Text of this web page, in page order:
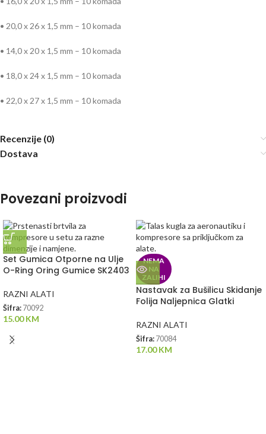
• 20,0 x 26 x 1,5 mm – 10 komada
• 14,0 x 20 x 1,5 mm – 10 komada
• 18,0 x 24 x 1,5 mm – 10 komada
• 22,0 x 27 x 1,5 mm – 10 komada
Recenzije (0)
Dostava
Povezani proizvodi
Set Gumica Otporne na Ulje
O-Ring Oring Gumice SK2403
RAZNI ALATI
Šifra: 70092
15.00KM
NEMA
NA
ZALIHI
Nastavak za Bušilicu Skidanje
Folija Naljepnica Glatki
RAZNI ALATI
Šifra: 70084
17.00KM